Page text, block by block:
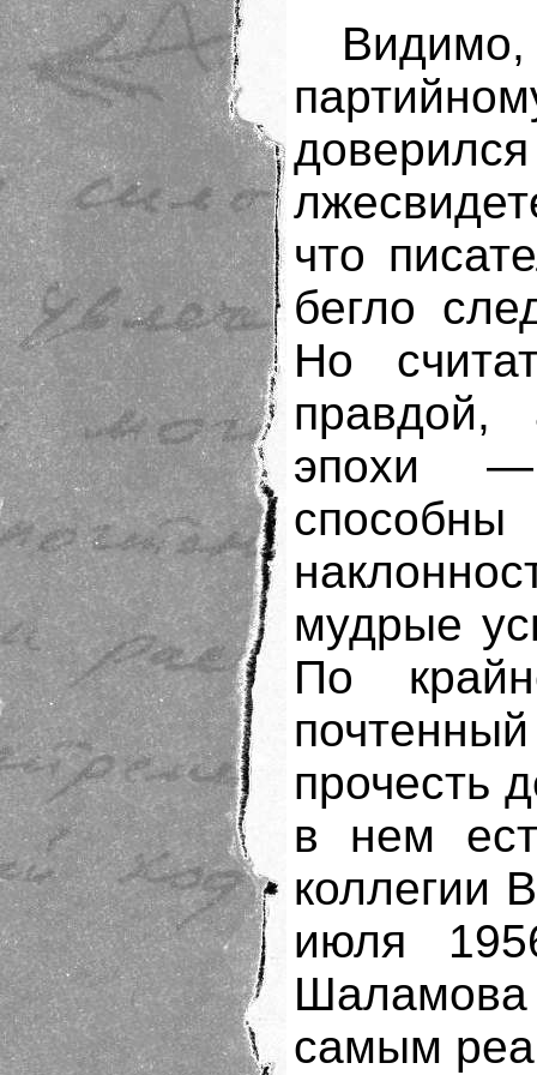
что
бегло
Но
правдой,
эпохи —
мудрые
По
прочесть
в нем
коллегии
июля
самым